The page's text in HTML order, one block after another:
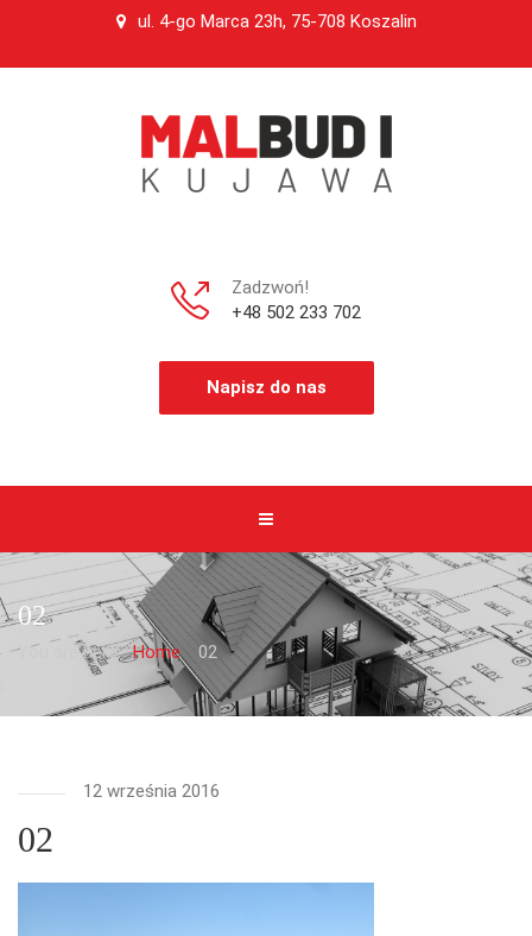
ul. 4-go Marca 23h, 75-708 Koszalin
Zadzwoń!
+48 502 233 702
Napisz do nas
02
You are here: Home 02
12 września 2016
02